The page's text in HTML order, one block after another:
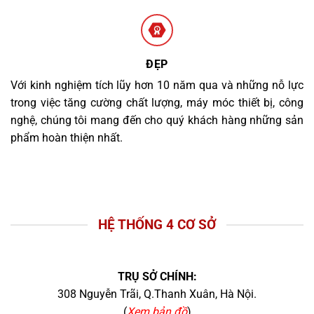
ĐẸP
Với kinh nghiệm tích lũy hơn 10 năm qua và những nỗ lực
trong việc tăng cường chất lượng, máy móc thiết bị, công
nghệ, chúng tôi mang đến cho quý khách hàng những sản
phẩm hoàn thiện nhất.
HỆ THỐNG 4 CƠ SỞ
TRỤ SỞ CHÍNH:
308 Nguyễn Trãi, Q.Thanh Xuân, Hà Nội.
(Xem bản đồ)